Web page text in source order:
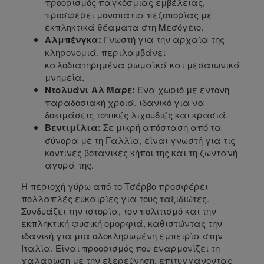
προσφέρει μονοπάτια πεζοπορίας με
εκπληκτικά θέαματα στη Μεσόγειο.
Αλμπένγκα: Γνωστή για την αρχαία της
κληρονομιά, περιλαμβάνει
καλοδιατηρημένα ρωμαϊκά και μεσαιωνικά
μνημεία.
Ντολυάνι Αλ Μαρε: Ένα χωριό με έντονη
παραδοσιακή χροιά, ιδανικό για να
δοκιμάσεις τοπικές λιχουδιές και κρασιά.
Βεντιμίλια: Σε μικρή απόσταση από τα
σύνορα με τη Γαλλία, είναι γνωστή για τις
κοντινές βοτανικές κήποι της και τη ζωντανή
αγορά της.
Η περιοχή γύρω από το Τσέρβο προσφέρει
πολλαπλές ευκαιρίες για τους ταξιδιώτες.
Συνδυάζει την ιστορία, τον πολιτισμό και την
εκπληκτική φυσική ομορφιά, καθιστώντας την
ιδανική για μια ολοκληρωμένη εμπειρία στην
Ιταλία. Είναι προορισμός που εναρμονίζει τη
χαλάρωση με την εξερεύνηση, επιτυγχάνοντας